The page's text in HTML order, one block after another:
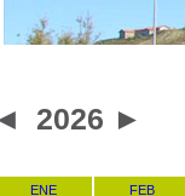
2026 ►
ENE FEB